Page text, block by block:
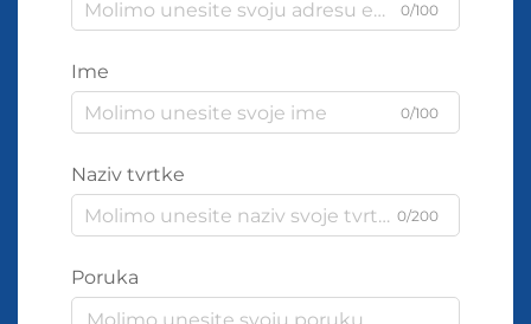
0/100
Ime
0/100
Naziv tvrtke
0/200
Poruka